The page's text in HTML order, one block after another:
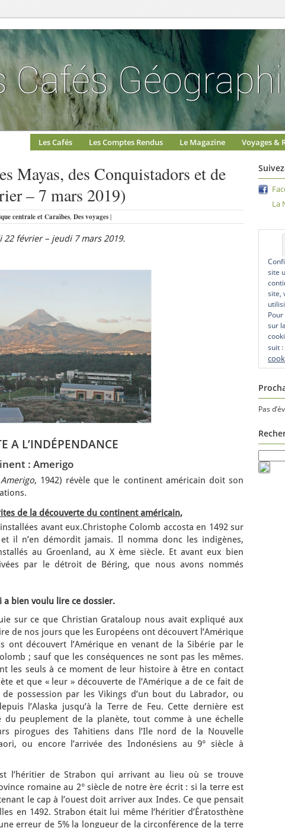
Les Cafés Les Comptes Rendus Le Magazine Voyages &
Mayas, des Conquistadors et de
– 7 mars 2019)
centrale et Caraïbes, Des voyages |
22 février – jeudi 7 mars 2019.
A L’INDÉPENDANCE
: Amerigo
Amerigo, 1942) révèle que le continent américain doit son
de la découverte du continent américain,
avant eux.Christophe Colomb accosta en 1492 sur
il n’en démordit jamais. Il nomma donc les indigènes,
au Groenland, au X ème siècle. Et avant eux bien
par le détroit de Béring, que nous avons nommés
a bien voulu lire ce dossier.
sur ce que Christian Grataloup nous avait expliqué aux
de nos jours que les Européens ont découvert l’Amérique
ont découvert l’Amérique en venant de la Sibérie par le
; sauf que les conséquences ne sont pas les mêmes.
les seuls à ce moment de leur histoire à être en contact
et que « leur » découverte de l’Amérique a de ce fait de
possession par les Vikings d’un bout du Labrador, ou
l’Alaska jusqu’à la Terre de Feu. Cette dernière est
peuplement de la planète, tout comme à une échelle
pirogues des Tahitiens dans l’Ile nord de la Nouvelle
ou encore l’arrivée des Indonésiens au 9° siècle à
l’héritier de Strabon qui arrivant au lieu où se trouve
romaine au 2° siècle de notre ère écrit : si la terre est
le cap à l’ouest doit arriver aux Indes. Ce que pensait
en 1492. Strabon était lui même l’héritier d’Ératosthène
erreur de 5% la longueur de la circonférence de la terre
La
site
site,
sur
suit :
Pas